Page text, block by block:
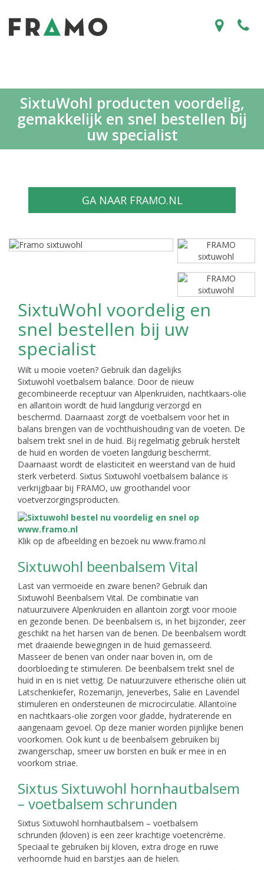
SixtuWohl producten voordelig,
gemakkelijk en snel bestellen bij
uw specialist
GA NAAR FRAMO.NL
SixtuWohl voordelig en
snel bestellen bij uw
specialist
Wilt u mooie voeten? Gebruik dan dagelijks
Sixtuwohl voetbalsem balance. Door de nieuw
gecombineerde receptuur van Alpenkruiden, nachtkaars-olie
en allantoin wordt de huid langdurig verzorgd en
beschermd. Daarnaast zorgt de voetbalsem voor het in
balans brengen van de vochthuishouding van de voeten. De
balsem trekt snel in de huid. Bij regelmatig gebruik herstelt
de huid en worden de voeten langdurig beschermt.
Daarnaast wordt de elasticiteit en weerstand van de huid
sterk verbeterd. Sixtus Sixtuwohl voetbalsem balance is
verkrijgbaar bij FRAMO, uw groothandel voor
voetverzorgingsproducten.
Klik op de afbeelding en bezoek nu www.framo.nl
Sixtuwohl beenbalsem Vital
Last van vermoeide en zware benen? Gebruik dan
Sixtuwohl Beenbalsem Vital. De combinatie van
natuurzuivere Alpenkruiden en allantoin zorgt voor mooie
en gezonde benen. De beenbalsem is, in het bijzonder, zeer
geschikt na het harsen van de benen. De beenbalsem wordt
met draaiende bewegingen in de huid gemasseerd.
Masseer de benen van onder naar boven in, om de
doorbloeding te stimuleren. De beenbalsem trekt snel de
huid in en is niet vettig. De natuurzuivere etherische oliën uit
Latschenkiefer, Rozemarijn, Jeneverbes, Salie en Lavendel
stimuleren en ondersteunen de microcirculatie. Allantoïne
en nachtkaars-olie zorgen voor gladde, hydraterende en
aangenaam gevoel. Op deze manier worden pijnlijke benen
voorkomen. Ook kunt u de beenbalsem gebruiken bij
zwangerschap, smeer uw borsten en buik er mee in en
voorkom striae.
Sixtus Sixtuwohl hornhautbalsem
– voetbalsem schrunden
Sixtus Sixtuwohl hornhautbalsem – voetbalsem
schrunden (kloven) is een zeer krachtige voetencrème.
Speciaal te gebruiken bij kloven, extra droge en ruwe
verhoornde huid en barstjes aan de hielen.